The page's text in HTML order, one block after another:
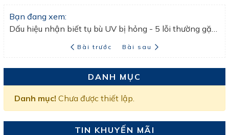
Bạn đang xem:
Dấu hiệu nhận biết tụ bù UV bị hỏng - 5 lỗi thường gặp và cách xử lý
Bài trước Bài sau
DANH MỤC
Danh mục! Chưa được thiết lập.
TIN KHUYẾN MÃI